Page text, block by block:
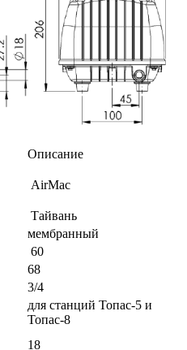
Описание
AirMac
Тайвань
мембранный
60
68
3/4
для станций Топас-5 и
Топас-8
18